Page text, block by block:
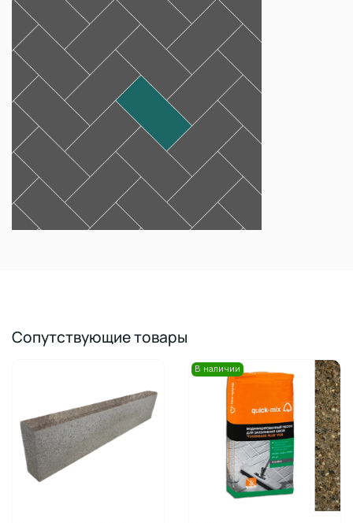
Сопутствующие товары
В наличии